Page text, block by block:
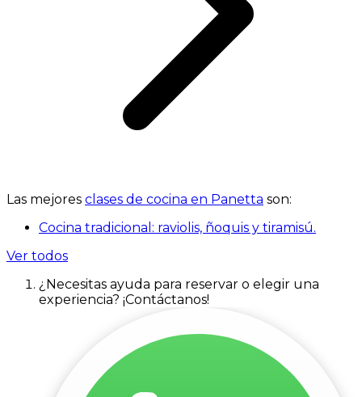
Las mejores clases de cocina en Panetta son:
Cocina tradicional: raviolis, ñoquis y tiramisú.
Ver todos
¿Necesitas ayuda para reservar o elegir una
experiencia? ¡Contáctanos!